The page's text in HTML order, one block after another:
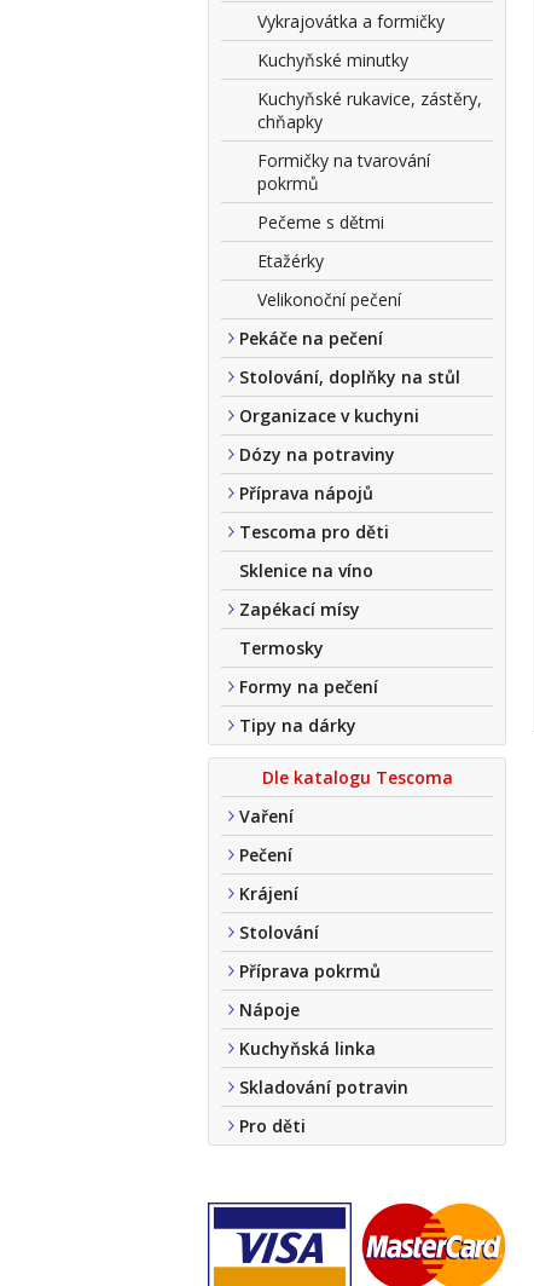
Vykrajovátka a formičky
Kuchyňské minutky
Kuchyňské rukavice, zástěry,
chňapky
Formičky na tvarování
pokrmů
Pečeme s dětmi
Etažérky
Velikonoční pečení
Pekáče na pečení
Stolování, doplňky na stůl
Organizace v kuchyni
Dózy na potraviny
Příprava nápojů
Tescoma pro děti
Sklenice na víno
Zapékací mísy
Termosky
Formy na pečení
Tipy na dárky
Dle katalogu Tescoma
Vaření
Pečení
Krájení
Stolování
Příprava pokrmů
Nápoje
Kuchyňská linka
Skladování potravin
Pro děti